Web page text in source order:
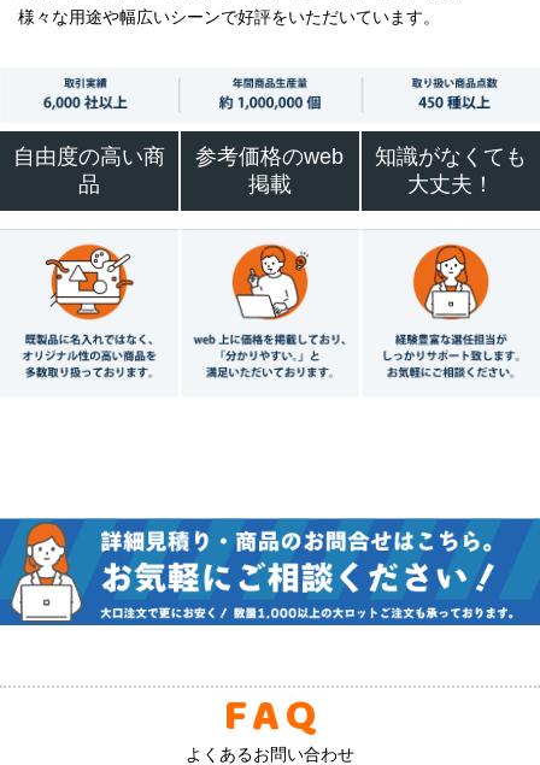
様々な用途や幅広いシーンで好評をいただいています。
自由度の高い商
品
参考価格のweb
掲載
知識がなくても
大丈夫！
FAQ
よくあるお問い合わせ